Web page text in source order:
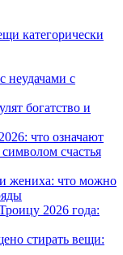
категорически
неудачами с
богатство и
что означают
счастья
жениха: что можно
2026 года:
стирать вещи: